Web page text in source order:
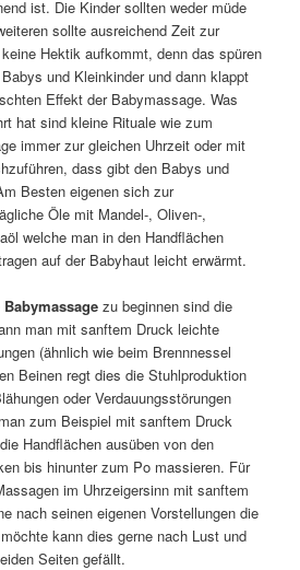
ist. Die Kinder sollten weder müde
sollte ausreichend Zeit zur
Hektik aufkommt, denn das spüren
und Kleinkinder und dann klappt
Effekt der Babymassage. Was
hat sind kleine Rituale wie zum
immer zur gleichen Uhrzeit oder mit
dass gibt den Babys und
Besten eigenen sich zur
Öle mit Mandel-, Oliven-,
welche man in den Handflächen
auf der Babyhaut leicht erwärmt.
Babymassage zu beginnen sind die
man mit sanftem Druck leichte
(ähnlich wie beim Brennnessel
Beinen regt dies die Stuhlproduktion
oder Verdauungsstörungen
zum Beispiel mit sanftem Druck
Handflächen ausüben von den
bis hinunter zum Po massieren. Für
im Uhrzeigersinn mit sanftem
nach seinen eigenen Vorstellungen die
kann dies gerne nach Lust und
Seiten gefällt.